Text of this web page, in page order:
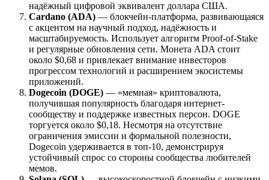
надёжный цифровой эквивалент доллара США.
Cardano (ADA) — блокчейн-платформа, развивающаяся
с акцентом на научный подход, надёжность и
масштабируемость. Использует алгоритм Proof-of-Stake
и регулярные обновления сети. Монета ADA стоит
около $0,68 и привлекает внимание инвесторов
прогрессом технологий и расширением экосистемы
приложений.
Dogecoin (DOGE) — «мемная» криптовалюта,
получившая популярность благодаря интернет-
сообществу и поддержке известных персон. DOGE
торгуется около $0,18. Несмотря на отсутствие
ограничения эмиссии и формальной полезности,
Dogecoin удерживается в топ-10, демонстрируя
устойчивый спрос со стороны сообщества любителей
мемов.